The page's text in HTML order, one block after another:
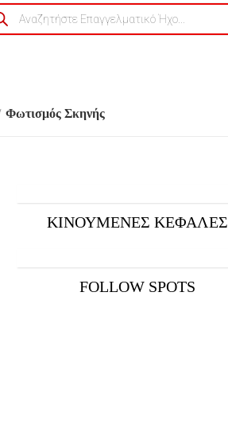
Φωτισμός Σκηνής
ΚΙΝΟΎΜΕΝΕΣ ΚΕΦΑΛΈΣ
FOLLOW SPOTS